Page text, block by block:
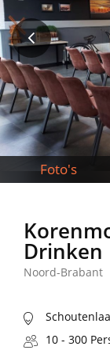
Foto's
Drinken
Noord-Brabant
10 - 300